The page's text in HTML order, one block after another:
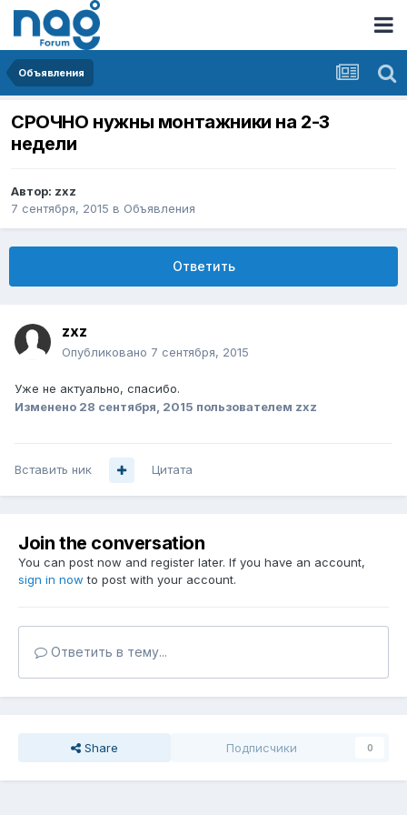
Объявления
СРОЧНО нужны монтажники на 2-3
недели
Автор: zxz
7 сентября, 2015 в Объявления
Ответить
zxz
Опубликовано 7 сентября, 2015
Уже не актуально, спасибо.
Изменено 28 сентября, 2015 пользователем zxz
Вставить ник Цитата
Join the conversation
You can post now and register later. If you have an account,
sign in now to post with your account.
Ответить в тему...
Share Подписчики 0